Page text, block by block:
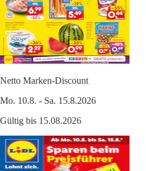
Netto Marken-Discount
Mo. 10.8. - Sa. 15.8.2026
Gültig bis 15.08.2026